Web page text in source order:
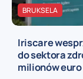
BRUKSELA
Iriscare
do sektora
milionów euro